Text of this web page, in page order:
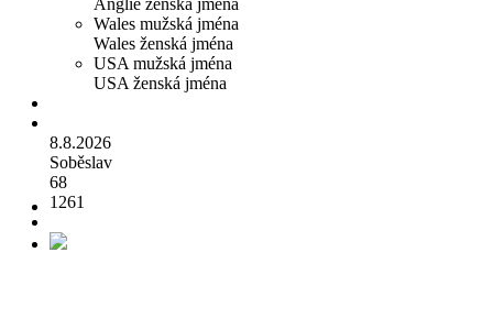
Anglie ženská jména
Wales mužská jména
Wales ženská jména
USA mužská jména
USA ženská jména
8.8.2026
Soběslav
68
1261